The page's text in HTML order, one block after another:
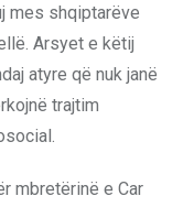
mes shqiptarëve
Arsyet e këtij
atyre që nuk janë
trajtim
mbretërinë e Car